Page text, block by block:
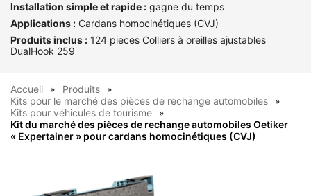
Installation simple et rapide : gagne du temps
Applications : Cardans homocinétiques (CVJ)
Produits inclus : 124 pieces Colliers à oreilles ajustables
DualHook 259
Accueil
Produits
Kits pour le marché des pièces de rechange automobiles
Kits pour véhicules de tourisme
Kit du marché des pièces de rechange automobiles Oetiker
« Expertainer » pour cardans homocinétiques (CVJ)